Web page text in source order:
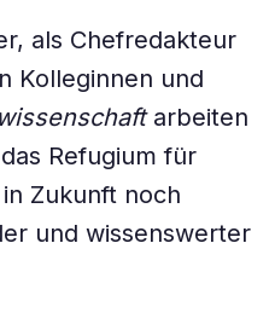
als Chefredakteur
Kolleginnen und
arbeiten
Refugium für
Zukunft noch
und wissenswerter